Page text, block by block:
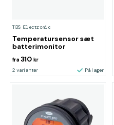
TBS Electronic
Temperatursensor sæt
batterimonitor
fra 310 kr
2 varianter På lager